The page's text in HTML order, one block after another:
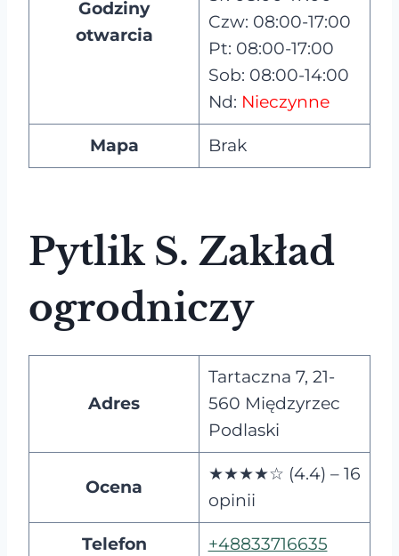
Godziny
otwarcia
Czw: 08:00-17:00
Pt: 08:00-17:00
Sob: 08:00-14:00
Nd: Nieczynne
Mapa Brak
Pytlik S. Zakład
ogrodniczy
Adres
Tartaczna 7, 21-
560 Międzyrzec
Podlaski
Ocena
★★★★☆ (4.4) – 16
opinii
Telefon +48833716635